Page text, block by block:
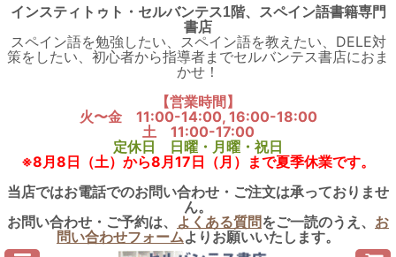
インスティトゥト・セルバンテス1階、スペイン語書籍専門
書店
スペイン語を勉強したい、スペイン語を教えたい、DELE対
策をしたい、初心者から指導者までセルバンテス書店におま
かせ！
【営業時間】
火〜金 11:00-14:00, 16:00-18:00
土 11:00-17:00
定休日 日曜・月曜・祝日
※8月8日（土）から8月17日（月）まで夏季休業です。
当店ではお電話でのお問い合わせ・ご注文は承っておりませ
ん。
お問い合わせ・ご予約は、 よくある質問をご一読のうえ、 お
問い合わせフォームよりお願いいたします。